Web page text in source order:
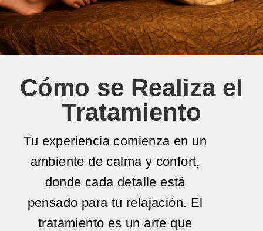
Cómo se Realiza el
Tratamiento
Tu experiencia comienza en un
ambiente de calma y confort,
donde cada detalle está
pensado para tu relajación. El
tratamiento es un arte que